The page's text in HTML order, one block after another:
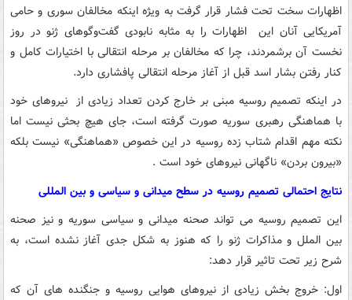
اظهارات سخت تحت فشار قرار گرفت به ویژه اینکه مخالفان سوری و حامی
آمریکایی آنان این اظهارات را به مثابه نابودی گفت‌وگوهای ژنو در روز
نخست آن برشمردند، چرا که مخالفان بر مرحله انتقالی با اختیارات کامل و
کنار رفتن بشار اسد قبل از آغاز مرحله انتقالی پافشاری دارد.
در اینکه تصمیم روسیه مبنی بر خارج کردن تعداد زیادی از نیروهای خود
با هماهنگی رهبری سوریه صورت گرفته است، جای هیچ بحثی نیست اما
نکته مهم اقدام شتاب زده روسیه در این خصوص «هماهنگی» نیست بلکه
«بیرون بردن» ناگهانی نیروهای خود است .
نتایج احتمالی تصمیم روسیه در سطح میدانی و سیاسی و بین المللی
این تصمیم روسیه می تواند صحنه میدانی و سیاسی سوریه و نیز صحنه
بین الملل و مذاکرات ژنو را که هنوز به شکل جدی آغاز نشده است، به
شرح زیر تحت تاثیر قرار دهد:
اول: خروج بخش زیادی از نیروهای هوایی روسیه و جنگنده های آن که